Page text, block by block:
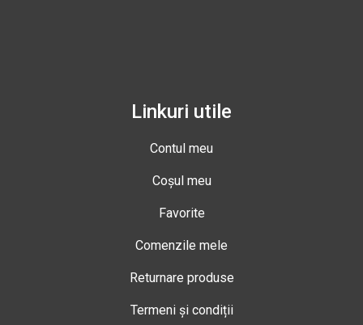
Linkuri utile
Contul meu
Coșul meu
Favorite
Comenzile mele
Returnare produse
Termeni și condiții